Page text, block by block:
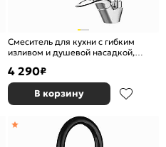
Смеситель для кухни с гибким
изливом и душевой насадкой,
M05SB2FM05
4 290₽
В корзину